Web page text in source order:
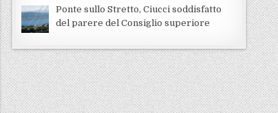
Ponte sullo Stretto, Ciucci soddisfatto
del parere del Consiglio superiore